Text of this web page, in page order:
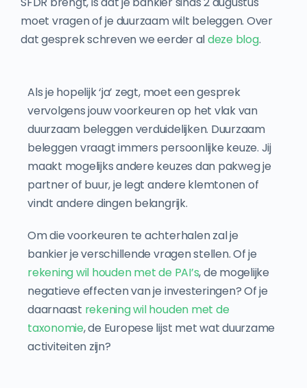
moet vragen of je duurzaam wilt beleggen. Over
dat gesprek schreven we eerder aldeze blog.
Als je hopelijk ‘ja’ zegt, moet een gesprek
vervolgens jouw voorkeuren op het vlak van
duurzaam beleggen verduidelijken. Duurzaam
beleggen vraagt immers persoonlijke keuze. Jij
maakt mogelijks andere keuzes dan pakweg je
partner of buur, je legt andere klemtonen of
vindt andere dingen belangrijk.
Om die voorkeuren te achterhalen zal je
bankier je verschillende vragen stellen. Of je
rekening wil houden met de PAI’s, de mogelijke
negatieve effecten van je investeringen? Of je
daarnaast rekening wil houden met de
taxonomie, de Europese lijst met wat duurzame
activiteiten zijn?